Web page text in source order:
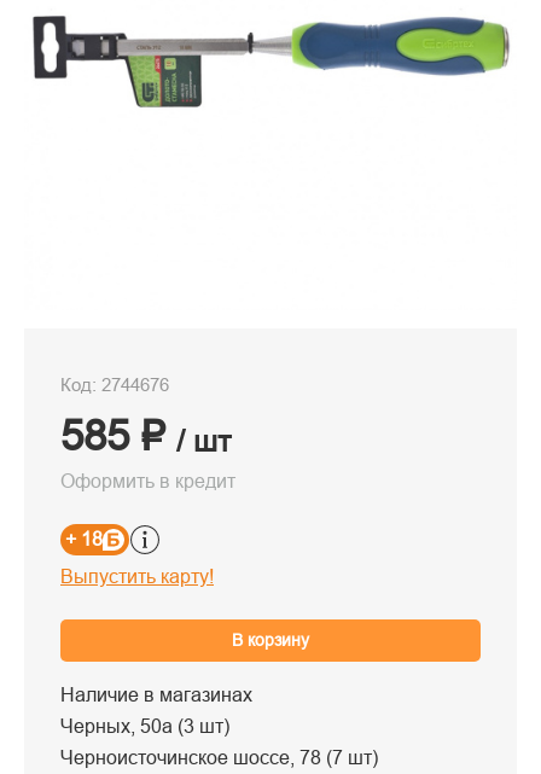
Код: 2744676
585 ₽ / шт
Оформить в кредит
+ 18
Выпустить карту!
В корзину
Наличие в магазинах
Черных, 50а (3 шт)
Черноисточинское шоссе, 78 (7 шт)